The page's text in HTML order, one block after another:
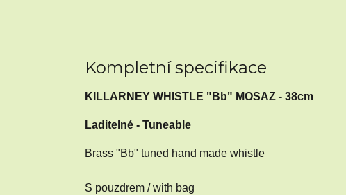
Kompletní specifikace
KILLARNEY WHISTLE "Bb" MOSAZ - 38cm
Laditelné - Tuneable
Brass "Bb" tuned hand made whistle
S pouzdrem / with bag